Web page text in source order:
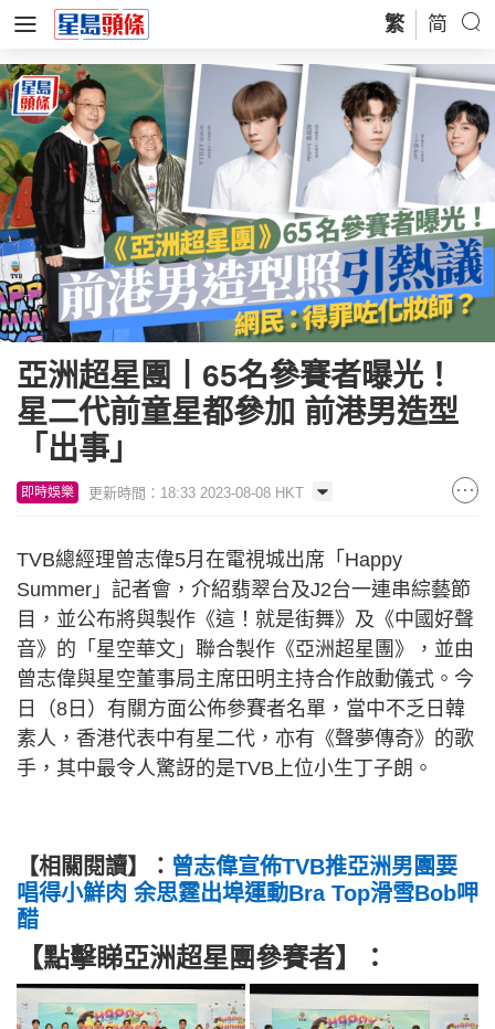
繁 简
亞洲超星團丨65名參賽者曝光！
星二代前童星都參加 前港男造型
「出事」
即時娛樂 更新時間：18:33 2023-08-08 HKT
TVB總經理曾志偉5月在電視城出席「Happy
Summer」記者會，介紹翡翠台及J2台一連串綜藝節
目，並公布將與製作《這！就是街舞》及《中國好聲
音》的「星空華文」聯合製作《亞洲超星團》，並由
曾志偉與星空董事局主席田明主持合作啟動儀式。今
日（8日）有關方面公佈參賽者名單，當中不乏日韓
素人，香港代表中有星二代，亦有《聲夢傳奇》的歌
手，其中最令人驚訝的是TVB上位小生丁子朗。
【相關閱讀】： 曾志偉宣佈TVB推亞洲男團要
唱得小鮮肉 余思霆出埠運動Bra Top滑雪Bob呷
醋
【點擊睇亞洲超星團參賽者】：